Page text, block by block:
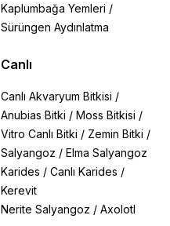
Kaplumbağa Yemleri /
Sürüngen Aydınlatma
Canlı
Canlı Akvaryum Bitkisi /
Anubias Bitki / Moss Bitkisi /
Vitro Canlı Bitki / Zemin Bitki /
Salyangoz / Elma Salyangoz
Karides / Canlı Karides /
Kerevit
Nerite Salyangoz / Axolotl